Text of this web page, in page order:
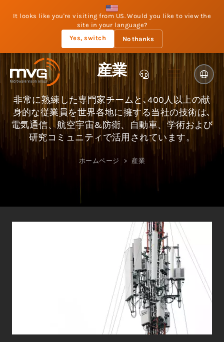
It looks like you're visiting from US. Would you like to view the
site in your language?
Yes, switch
No thanks
産業
非常に熟練した専門家チームと､400人以上の献
身的な従業員を世界各地に擁する当社の技術は､
電気通信、航空宇宙&防衛、自動車、学術および
研究コミュニティで活用されています。
ホームページ 産業